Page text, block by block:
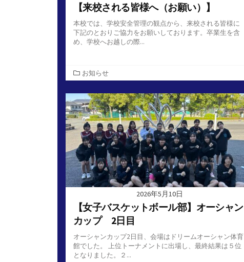
【来校される皆様へ（お願い）】
本校では、学校安全管理の観点から、来校される皆様に
下記のとおりご協力をお願いしております。卒業生を含
め、学校へお越しの際...
カ
テ
ゴ
リ
ー
お知らせ
2026年5月10日
【女子バスケットボール部】オーシャン
カップ 2日目
オーシャンカップ2日目、会場はドリームオーシャン体育
館でした。 上位トーナメントに出場し、最終結果は５位
となりました。２...